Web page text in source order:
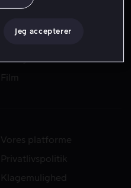
Kategorier
Film
Vores platforme
Privatlivspolitik
Klagemulighed
Jeg accepterer